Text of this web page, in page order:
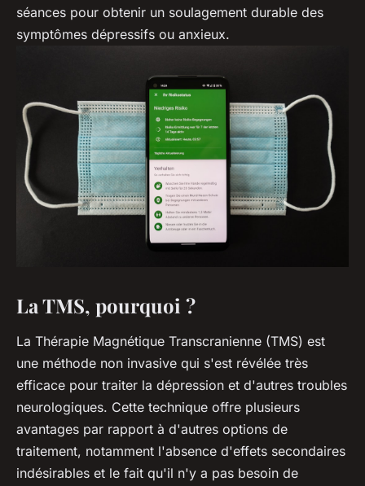
séances pour obtenir un soulagement durable des
symptômes dépressifs ou anxieux.
La TMS, pourquoi ?
La Thérapie Magnétique Transcranienne (TMS) est
une méthode non invasive qui s'est révélée très
efficace pour traiter la dépression et d'autres troubles
neurologiques. Cette technique offre plusieurs
avantages par rapport à d'autres options de
traitement, notamment l'absence d'effets secondaires
indésirables et le fait qu'il n'y a pas besoin de